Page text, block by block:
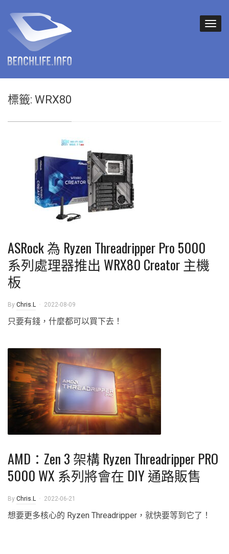
標籤: WRX80
ASRock 為 Ryzen Threadripper Pro 5000
系列處理器推出 WRX80 Creator 主機
板
By Chris.L 2022-08-09
只要有錢，什麼都可以買下去！
AMD：Zen 3 架構 Ryzen Threadripper PRO
5000 WX 系列將會在 DIY 通路販售
By Chris.L 2022-06-21
想要更多核心的 Ryzen Threadripper，就快要等到它了！